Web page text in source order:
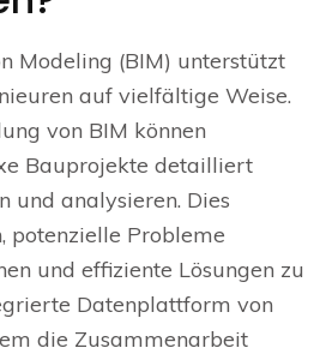
Modeling (BIM) unterstützt
auf vielfältige Weise.
von BIM können
Bauprojekte detailliert
und analysieren. Dies
potenzielle Probleme
und effiziente Lösungen zu
Datenplattform von
die Zusammenarbeit